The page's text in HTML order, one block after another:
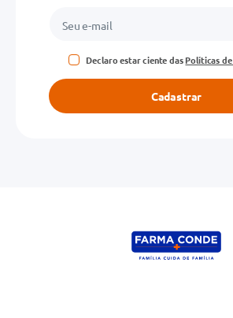
Declaro estar ciente dasPolíticas
Cadastrar